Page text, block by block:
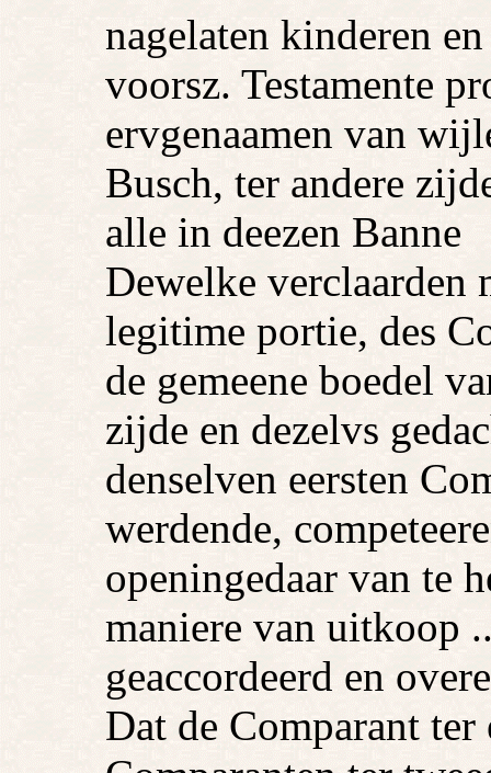
nagelaten kinderen
voorsz. Testamente
ervgenaamen van
Busch, ter andere
alle in deezen Banne
Dewelke verclaarden
legitime portie, des
de gemeene boedel
zijde en dezelvs
denselven eersten
werdende,
openingedaar van te
maniere van uitkoop
geaccordeerd en
Dat de Comparant ter